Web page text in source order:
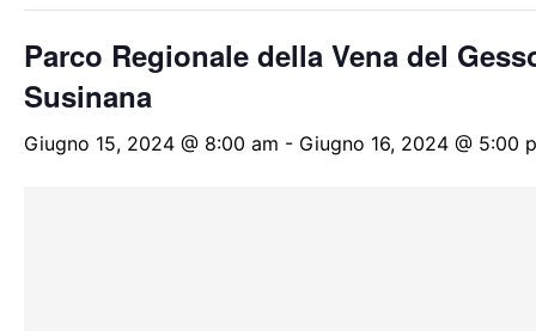
Parco Regionale della Vena del
Susinana
Giugno 15, 2024 @ 8:00 am - Giugno 16, 2024 @ 5:00